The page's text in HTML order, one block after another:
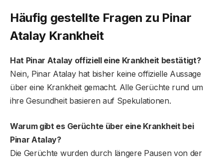
Häufig gestellte Fragen zu Pinar
Atalay Krankheit
Hat Pinar Atalay offiziell eine Krankheit bestätigt?
Nein, Pinar Atalay hat bisher keine offizielle Aussage
über eine Krankheit gemacht. Alle Gerüchte rund um
ihre Gesundheit basieren auf Spekulationen.
Warum gibt es Gerüchte über eine Krankheit bei
Pinar Atalay?
Die Gerüchte wurden durch längere Pausen von der